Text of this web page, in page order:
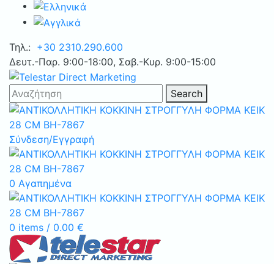
Τηλ.: +30 2310.290.600
Δευτ.-Παρ. 9:00-18:00, Σαβ.-Κυρ. 9:00-15:00
Search
Σύνδεση/Εγγραφή
0 Αγαπημένα
0 items / 0.00 €